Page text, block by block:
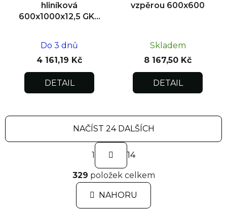
hliníková
600x1000x12,5 GKB
Do 3 dnů
4 161,19 Kč
DETAIL
vzpěrou 600x600
Skladem
8 167,50 Kč
DETAIL
O
v
l
á
NAČÍST 24 DALŠÍCH
S
r
á
n
k
1 14
329 položek celkem
NAHORU